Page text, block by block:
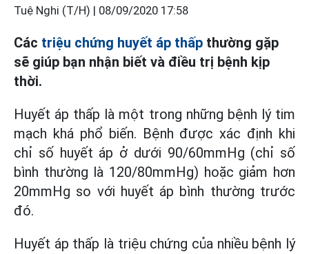
Tuệ Nghi (T/H) | 08/09/2020 17:58
Các triệu chứng huyết áp thấp thường gặp
sẽ giúp bạn nhận biết và điều trị bệnh kịp
thời.
Huyết áp thấp là một trong những bệnh lý tim
mạch khá phổ biến. Bệnh được xác định khi
chỉ số huyết áp ở dưới 90/60mmHg (chỉ số
bình thường là 120/80mmHg) hoặc giảm hơn
20mmHg so với huyết áp bình thường trước
đó.
Huyết áp thấp là triệu chứng của nhiều bệnh lý